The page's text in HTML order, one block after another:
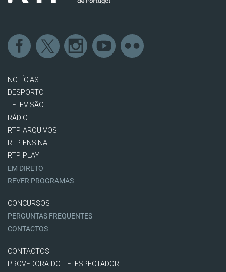
NOTÍCIAS
DESPORTO
TELEVISÃO
RÁDIO
RTP ARQUIVOS
RTP ENSINA
RTP PLAY
EM DIRETO
REVER PROGRAMAS
CONCURSOS
PERGUNTAS FREQUENTES
CONTACTOS
CONTACTOS
PROVEDORA DO TELESPECTADOR